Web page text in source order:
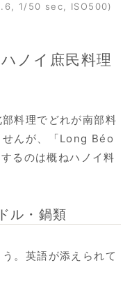
1/50 sec, ISO500)
ノイ庶民料理
料理でどれが南部料
せんが、「Long Béo
るのは概ねハノイ料
ル・鍋類
。英語が添えられて